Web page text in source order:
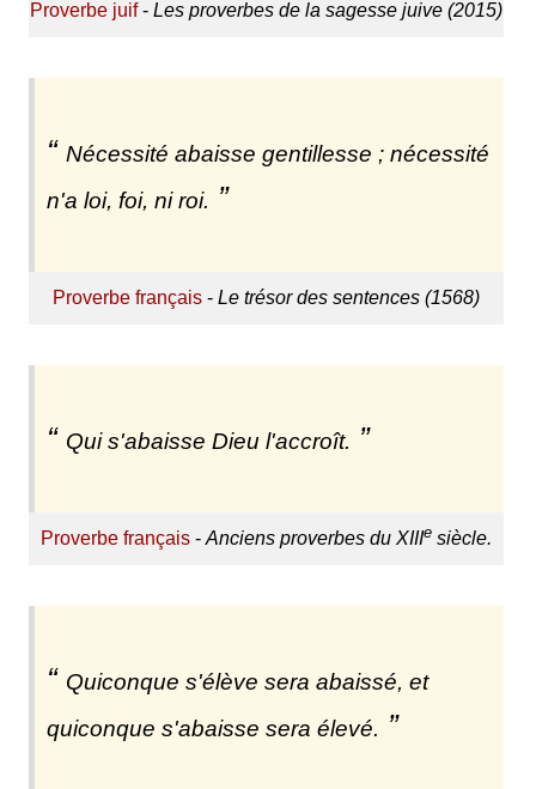
Proverbe juif- Les proverbes de la sagesse juive (2015)
Nécessité abaisse gentillesse ; nécessité
n'a loi, foi, ni roi.
Proverbe français- Le trésor des sentences (1568)
Qui s'abaisse Dieu l'accroît.
Proverbe français- Anciens proverbes du XIIIesiècle.
Quiconque s'élève sera abaissé, et
quiconque s'abaisse sera élevé.